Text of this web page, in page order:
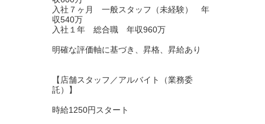
入社７ヶ月 一般スタッフ（未経験） 年
収540万
入社１年 総合職 年収960万
明確な評価軸に基づき、昇格、昇給あり
【店舗スタッフ／アルバイト（業務委
託）】
時給1250円スタート